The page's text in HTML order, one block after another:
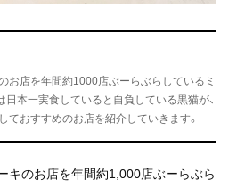
お店を年間約1000店ぶーらぶらしているミ
本一実食していると自負している黒猫が、
ておすすめのお店を紹介していきます。
キのお店を年間約1,000店ぶーらぶら